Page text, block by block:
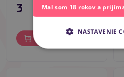
39,80 €
Do košíka
Mal som 18 rokov a
NASTAVENIE